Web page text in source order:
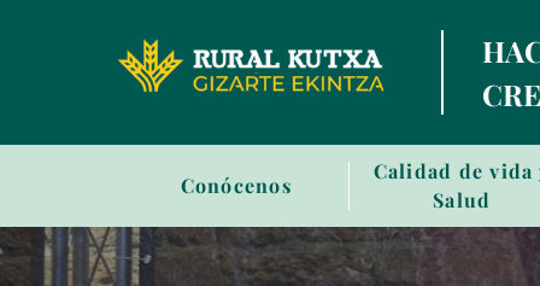
de
prensa
Conócenos
Calidad de vida
Salud